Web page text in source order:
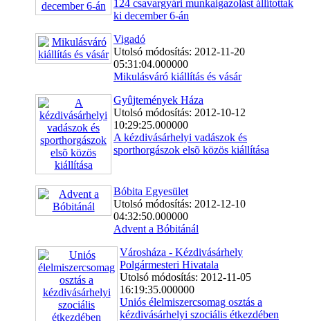
124 csavargyári munkaigazolást állítottak
ki december 6-án
Vigadó
Utolsó módosítás: 2012-11-20
05:31:04.000000
Mikulásváró kiállítás és vásár
Gyûjtemények Háza
Utolsó módosítás: 2012-10-12
10:29:25.000000
A kézdivásárhelyi vadászok és
sporthorgászok elsõ közös kiállítása
Bóbita Egyesület
Utolsó módosítás: 2012-12-10
04:32:50.000000
Advent a Bóbitánál
Városháza - Kézdivásárhely
Polgármesteri Hivatala
Utolsó módosítás: 2012-11-05
16:19:35.000000
Uniós élelmiszercsomag osztás a
kézdivásárhelyi szociális étkezdében